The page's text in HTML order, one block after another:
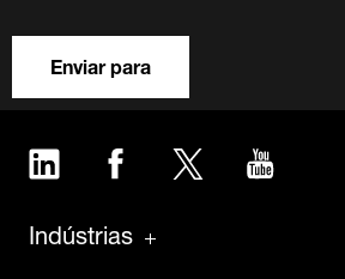
Enviar para
LinkedIn Facebook Twitter
Indústrias